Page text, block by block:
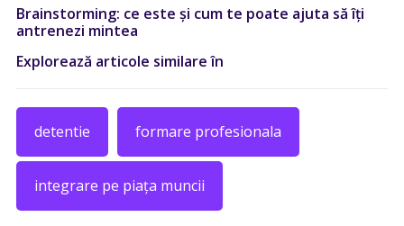
Brainstorming: ce este și cum te poate ajuta să îți
antrenezi mintea
Explorează articole similare în
detentie formare profesionala
integrare pe piața muncii